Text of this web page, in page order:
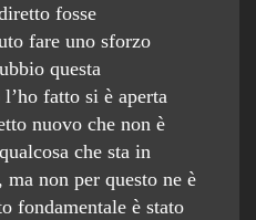
fosse
fare uno sforzo
questa
fatto si è aperta
nuovo che non è
che sta in
non per questo ne è
fondamentale è stato